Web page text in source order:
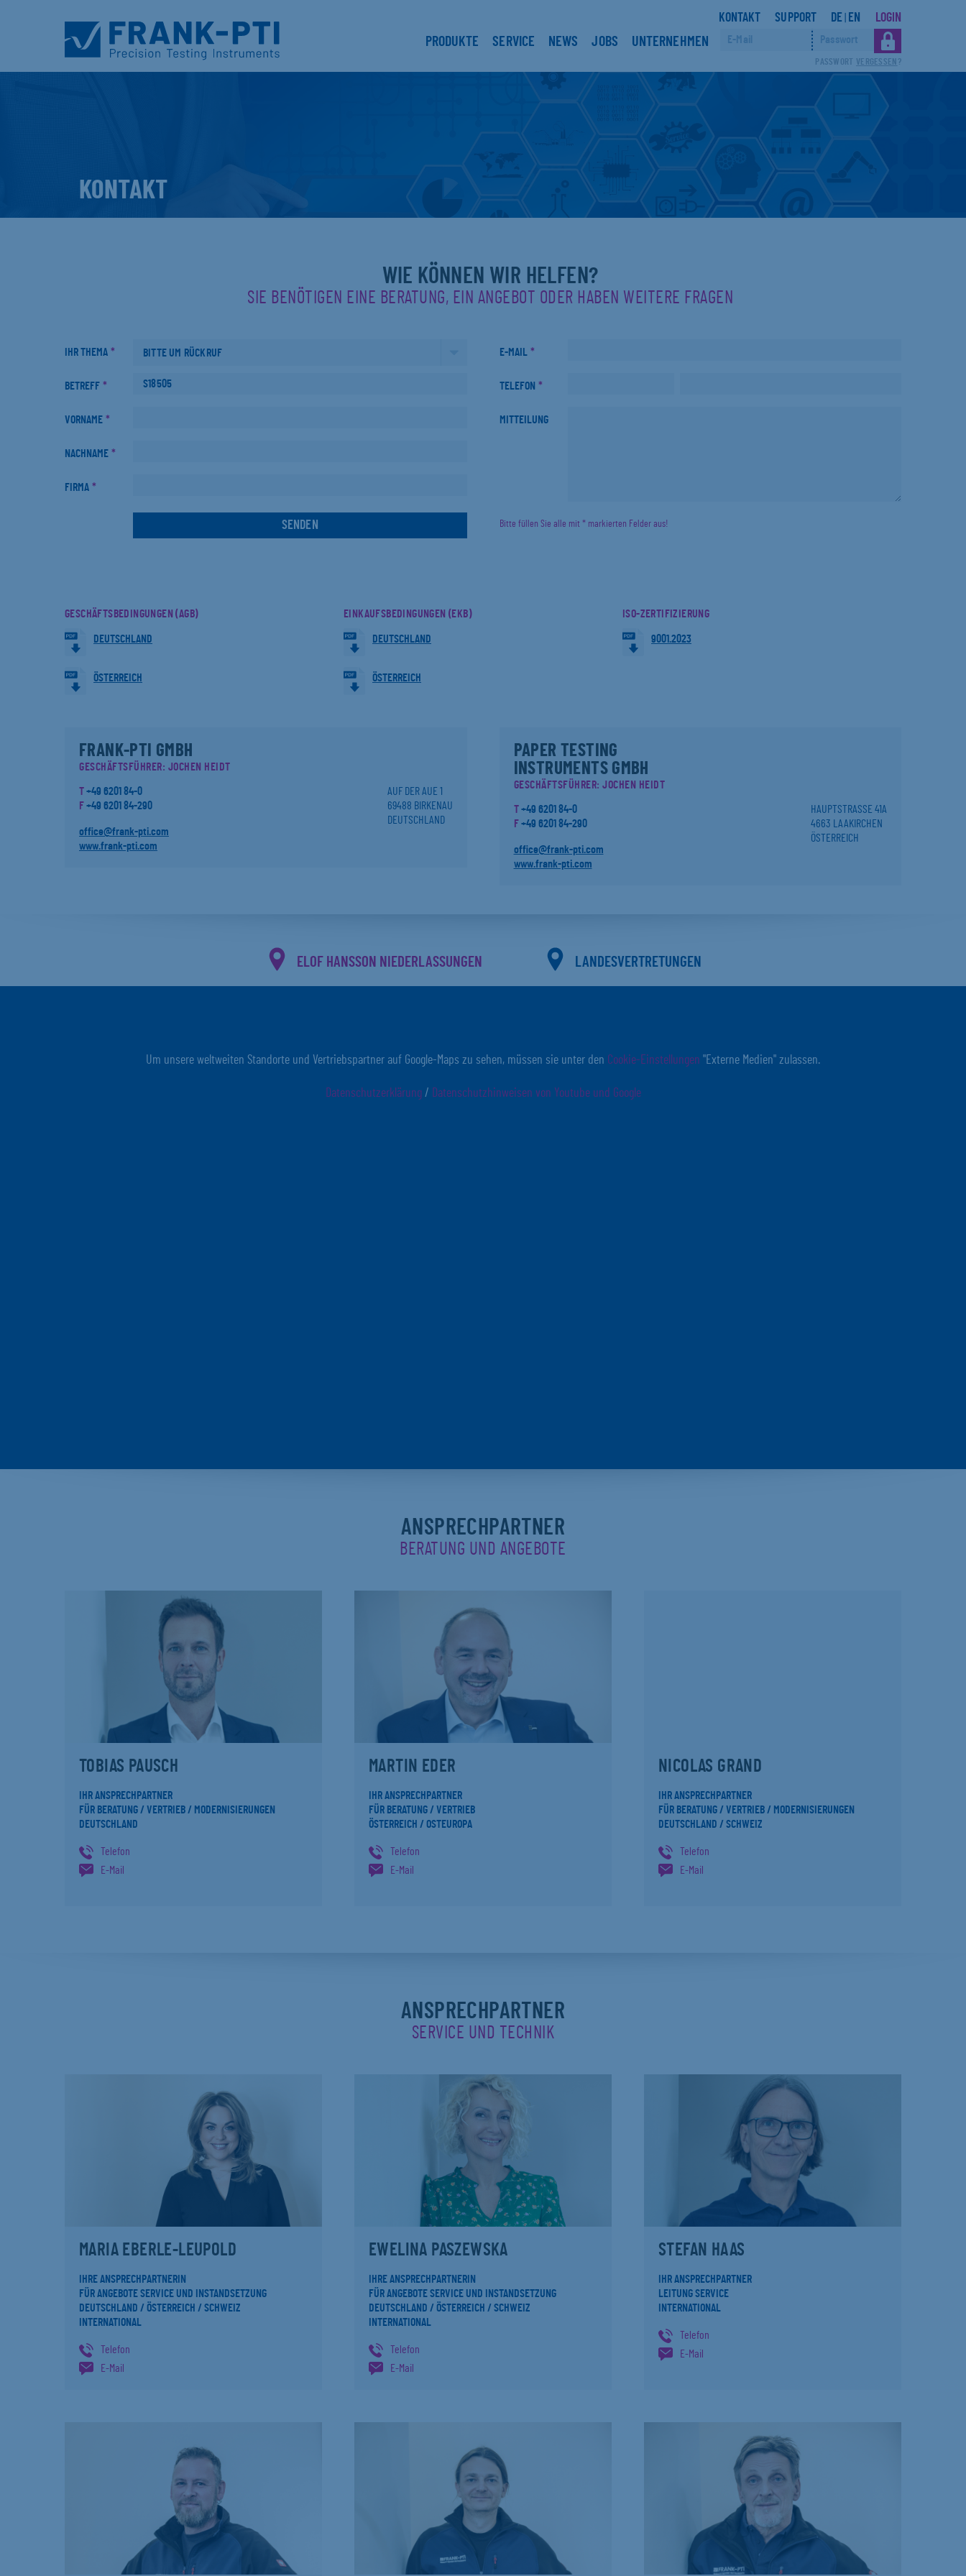
PRODUKTE SERVICE NEWS JOBS UNTERNEHMEN
PASSWORT VERGESSEN ?
KONTAKT SUPPORT DE EN LOGIN
KONTAKT
WIE KÖNNEN WIR HELFEN?
SIE BENÖTIGEN EINE BERATUNG, EIN ANGEBOT ODER HABEN WEITERE FRAGEN
IHR THEMA *
BETREFF *
VORNAME *
NACHNAME *
FIRMA *
E-MAIL *
TELEFON *
MITTEILUNG
Bitte füllen Sie alle mit * markierten Felder aus!
GESCHÄFTSBEDINGUNGEN (AGB)
DEUTSCHLAND
ÖSTERREICH
EINKAUFSBEDINGUNGEN (EKB)
DEUTSCHLAND
ÖSTERREICH
ISO-ZERTIFIZIERUNG
9001.2023
FRANK-PTI GMBH
GESCHÄFTSFÜHRER: JOCHEN HEIDT
AUF DER AUE 1
69488 BIRKENAU
DEUTSCHLAND
T+49 6201 84-0
F+49 6201 84-290
office@frank-pti.com
www.frank-pti.com
PAPER TESTING
INSTRUMENTS GMBH
GESCHÄFTSFÜHRER: JOCHEN HEIDT
HAUPTSTRASSE 41A
4663 LAAKIRCHEN
ÖSTERREICH
T+49 6201 84-0
F+49 6201 84-290
office@frank-pti.com
www.frank-pti.com
ELOF HANSSON NIEDERLASSUNGEN LANDESVERTRETUNGEN
ANSPRECHPARTNER
BERATUNG UND ANGEBOTE
TOBIAS PAUSCH
IHR ANSPRECHPARTNER
FÜR BERATUNG / VERTRIEB / MODERNISIERUNGEN
DEUTSCHLAND
Telefon
E-Mail
MARTIN EDER
IHR ANSPRECHPARTNER
FÜR BERATUNG / VERTRIEB
ÖSTERREICH / OSTEUROPA
Telefon
E-Mail
NICOLAS GRAND
IHR ANSPRECHPARTNER
FÜR BERATUNG / VERTRIEB / MODERNISIERUNGEN
DEUTSCHLAND / SCHWEIZ
Telefon
E-Mail
ANSPRECHPARTNER
SERVICE UND TECHNIK
MARIA EBERLE-LEUPOLD
IHRE ANSPRECHPARTNERIN
FÜR ANGEBOTE SERVICE UND INSTANDSETZUNG
DEUTSCHLAND / ÖSTERREICH / SCHWEIZ
INTERNATIONAL
Telefon
E-Mail
EWELINA PASZEWSKA
IHRE ANSPRECHPARTNERIN
FÜR ANGEBOTE SERVICE UND INSTANDSETZUNG
DEUTSCHLAND / ÖSTERREICH / SCHWEIZ
INTERNATIONAL
Telefon
E-Mail
STEFAN HAAS
IHR ANSPRECHPARTNER
LEITUNG SERVICE
INTERNATIONAL
Telefon
E-Mail